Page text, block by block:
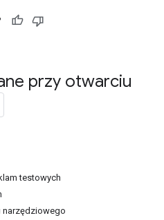
przy otwarciu
testowych
narzędziowego